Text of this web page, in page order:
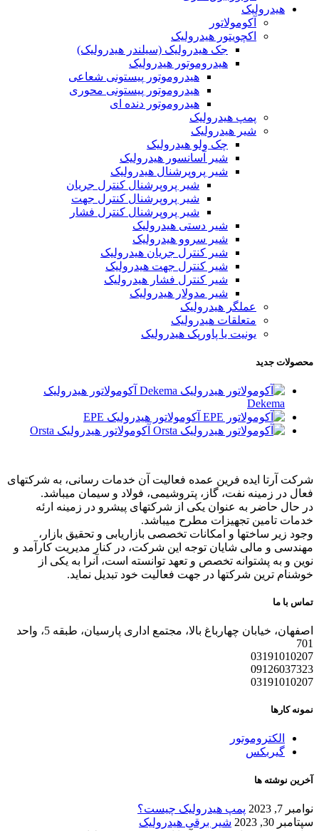
هیدرولیک
آکومولاتور
اکچویتور هیدرولیک
جک هیدرولیک (سیلندر هیدرولیک)
هیدروموتور هیدرولیک
هیدروموتور پیستونی شعاعی
هیدروموتور پیستونی محوری
هیدروموتور دنده ای
پمپ هیدرولیک
شیر هیدرولیک
چک ولو هیدرولیک
شیر آسانسور هیدرولیک
شیر پروپرشنال هیدرولیک
شیر پروپرشنال کنترل جریان
شیر پروپرشنال کنترل جهت
شیر پروپرشنال کنترل فشار
شیر دستی هیدرولیک
شیر سروو هیدرولیک
شیر کنترل جریان هیدرولیک
شیر کنترل جهت هیدرولیک
شیر کنترل فشار هیدرولیک
شیر مدولار هیدرولیک
عملگر هیدرولیک
متعلقات هیدرولیک
یونیت یا پاورپک هیدرولیک
محصولات جدید
آکومولاتور هیدرولیک
Dekema
آکومولاتور هیدرولیک EPE
آکومولاتور هیدرولیک Orsta
شرکت آرتا ایده فرین عمده فعالیت آن خدمات رسانی، به شرکتهای
فعال در زمینه نفت، گاز، پتروشیمی، فولاد و سیمان میباشد.
در حال حاضر به عنوان یکی از شرکتهای پیشرو در زمینه ارئه
خدمات تامین تجهیزات مطرح میباشد.
وجود زیر ساختها و امکانات تخصصی بازاریابی و تحقیق بازار،
مهندسی و مالی شایان توجه این شرکت، در کنار مدیریت کارآمد و
نوین و به پشتوانه تخصص و تعهد توانسته است، آنرا به یکی از
خوشنام ترین شرکتها در جهت فعالیت خود تبدیل نماید.
تماس با ما
اصفهان، خیابان چهارباغ بالا، مجتمع اداری پارسیان، طبقه 5، واحد
701
03191010207
09126037323
03191010207
نمونه کارها
الکتروموتور
گیربکس
آخرین نوشته ها
نوامبر 7, 2023
پمپ هیدرولیک چیست؟
سپتامبر 30, 2023
شیر برقی هیدرولیک